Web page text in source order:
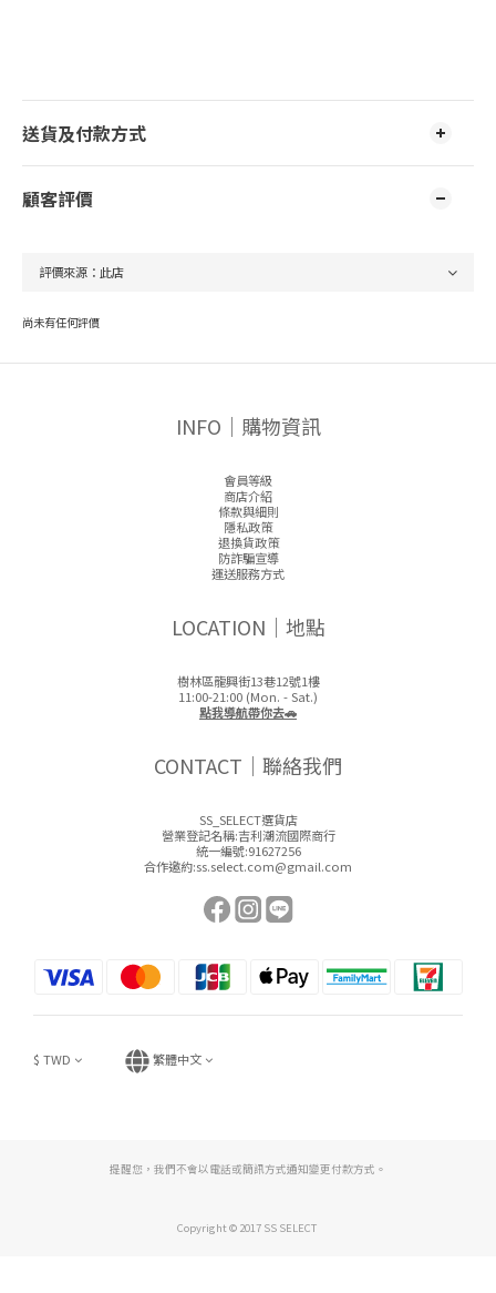
送貨及付款方式
顧客評價
尚未有任何評價
INFO｜購物資訊
會員等級
商店介紹
條款與細則
隱私政策
退換貨政策
防詐騙宣導
運送服務方式
LOCATION｜地點
樹林區龍興街13巷12號1樓
11:00-21:00 (Mon. - Sat.)
點我導航帶你去🚗
CONTACT｜聯絡我們
SS_SELECT選貨店
營業登記名稱:吉利潮流國際商行
統一編號:91627256
合作邀約:ss.select.com@gmail.com
$ TWD 繁體中文
提醒您，我們不會以電話或簡訊方式通知變更付款方式。
Copyright © 2017 SS SELECT